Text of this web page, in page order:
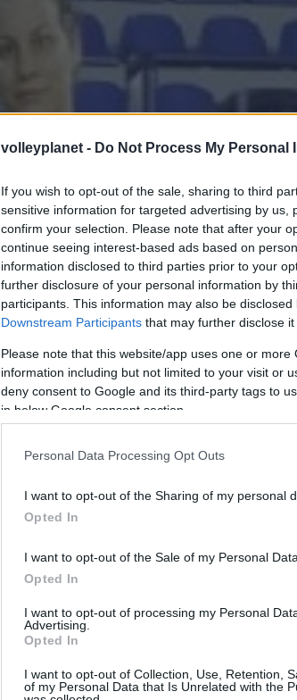
volleyplanet - Do Not Process My Personal
If you wish to opt-out of the sale, sharing to third
sensitive information for targeted advertising by us,
confirm your selection. Please note that after your
continue seeing interest-based ads based on
information disclosed to third parties prior to your
further disclosure of your personal information by
participants. This information may also be
Downstream Participants that may further disclose
Please note that this website/app uses one or
information including but not limited to your visit or
deny consent to Google and its third-party tags to
in below Google consent section.
Personal Data Processing Opt Outs
I want to opt-out of the Sharing of my personal
Opted In
I want to opt-out of the Sale of my Personal Data.
Opted In
I want to opt-out of processing my Personal
Advertising.
Opted In
I want to opt-out of Collection, Use, Retention,
of my Personal Data that Is Unrelated with the